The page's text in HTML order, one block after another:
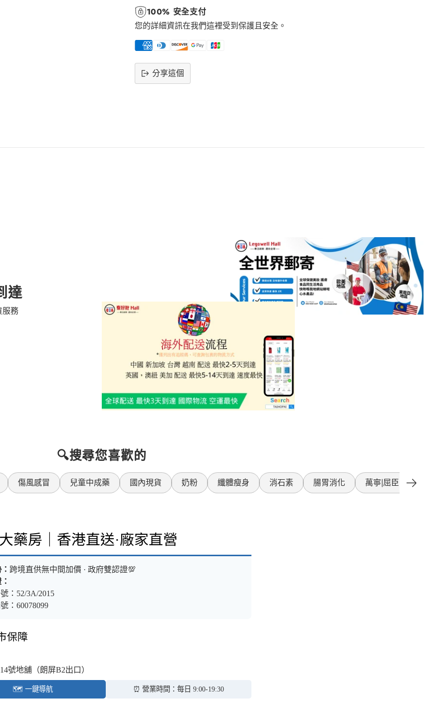
100% 安全支付
您的詳細資訊在我們這裡受到保護且安全。
分享這個
到
達
服務
🔍搜尋您喜歡的
傷風感冒 兒童中成藥 國內現貨 奶粉 纖體瘦身 消石素 腸胃消化 萬寧|屈臣氏產品
藥房｜香港直送·廠家直營
跨境直供無中間加價 · 政府雙認證💯
：52/3A/2015
：60078099
保障
號地舖（朗屏B2出口）
🗺️ 一鍵導航 ⏰ 營業時間：每日 9:00-19:30